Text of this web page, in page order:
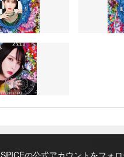
SPICEの公式アカウントをフォ